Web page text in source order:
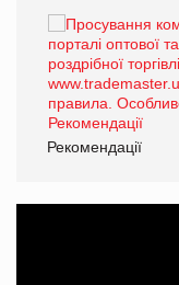
Рекомендації